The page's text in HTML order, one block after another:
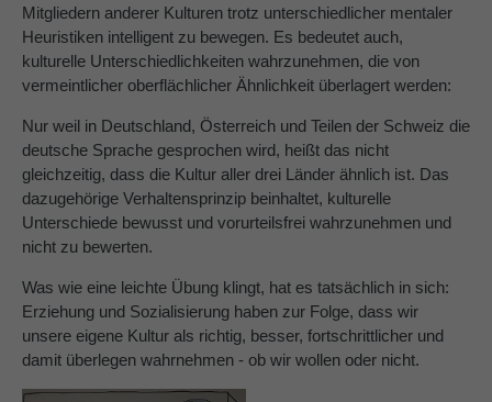
Mitgliedern anderer Kulturen trotz unterschiedlicher mentaler
Heuristiken intelligent zu bewegen. Es bedeutet auch,
kulturelle Unterschiedlichkeiten wahrzunehmen, die von
vermeintlicher oberflächlicher Ähnlichkeit überlagert werden:
Nur weil in Deutschland, Österreich und Teilen der Schweiz die
deutsche Sprache gesprochen wird, heißt das nicht
gleichzeitig, dass die Kultur aller drei Länder ähnlich ist. Das
dazugehörige Verhaltensprinzip beinhaltet, kulturelle
Unterschiede bewusst und vorurteilsfrei wahrzunehmen und
nicht zu bewerten.
Was wie eine leichte Übung klingt, hat es tatsächlich in sich:
Erziehung und Sozialisierung haben zur Folge, dass wir
unsere eigene Kultur als richtig, besser, fortschrittlicher und
damit überlegen wahrnehmen - ob wir wollen oder nicht.